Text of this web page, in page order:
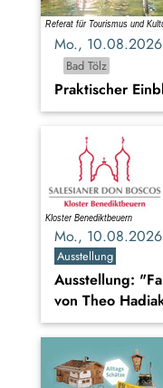
Mo.,
Bad Tölz
Praktischer
Mo.,
Ausstellung
Ausstellung:
von Theo